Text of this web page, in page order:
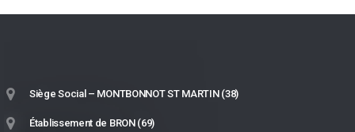
Siège Social – MONTBONNOT ST MARTIN (38)
Établissement de BRON (69)